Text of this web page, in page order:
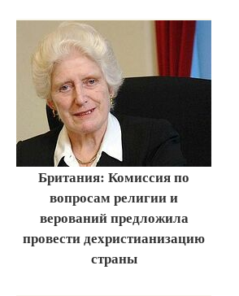
Британия: Комиссия по
вопросам религии и
верований предложила
провести дехристианизацию
страны